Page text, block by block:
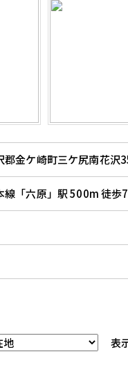
郡金ケ崎町三ケ尻南花沢
線「六原」駅 500m 徒歩
表